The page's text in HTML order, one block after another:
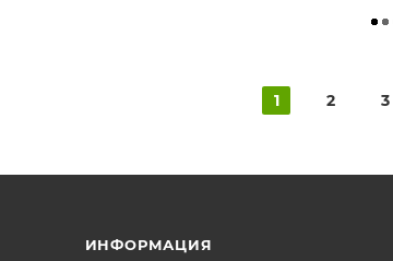
1 2 3
ИНФОРМАЦИЯ